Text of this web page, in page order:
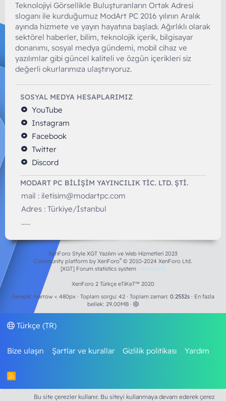
Teknolojiyi Görsellikle Buluşturanların Ortak Adresi
sloganı ile kurduğumuz ModArt PC 2016 yılının Aralık
ayında hizmete ve yayın hayatına başladı. Ağırlıklı olarak
sektörel haberler, bilim, teknolojik içerik, bilgisayar
donanımı, sosyal medya gündemi, mobil cihaz ve
yazılımlar gibi güncel kaliteli ve özgün içerikleri siz
değerli okurlarımıza ulaştırıyoruz.
SOSYAL MEDYA HESAPLARIMIZ
YouTube
Instagram
Facebook
Twitter
Discord
MODART PC BILIŞIM YAYINCILIK TİC. LTD. ŞTİ.
mail : iletisim@modartpc.com
Adres : Türkiye/İstanbul
......
XenForo Style XGT Yazılım ve Web Hizmetleri 2023
Community platform by XenForo® © 2010-2024 XenForo Ltd.
[XGT] Forum statistics system
- XenGenTr
XenForo 2 Türkçe eTiKeT™ 2020
Genişlik
Toplam sorgu 42 Toplam zaman 0.2532s
En fazla
bellek 29.00MB
Türkçe (TR)
Bize ulaşın Şartlar ve kurallar Gizlilik politikası Yardım
R
Bu site çerezler kullanır. Bu siteyi kullanmaya devam ederek çerez